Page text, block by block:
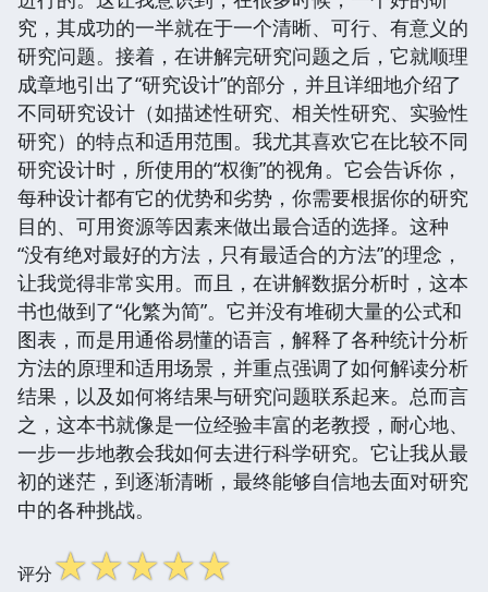
究，其成功的一半就在于一个清晰、可行、有意义的
研究问题。接着，在讲解完研究问题之后，它就顺理
成章地引出了“研究设计”的部分，并且详细地介绍了
不同研究设计（如描述性研究、相关性研究、实验性
研究）的特点和适用范围。我尤其喜欢它在比较不同
研究设计时，所使用的“权衡”的视角。它会告诉你，
每种设计都有它的优势和劣势，你需要根据你的研究
目的、可用资源等因素来做出最合适的选择。这种
“没有绝对最好的方法，只有最适合的方法”的理念，
让我觉得非常实用。而且，在讲解数据分析时，这本
书也做到了“化繁为简”。它并没有堆砌大量的公式和
图表，而是用通俗易懂的语言，解释了各种统计分析
方法的原理和适用场景，并重点强调了如何解读分析
结果，以及如何将结果与研究问题联系起来。总而言
之，这本书就像是一位经验丰富的老教授，耐心地、
一步一步地教会我如何去进行科学研究。它让我从最
初的迷茫，到逐渐清晰，最终能够自信地去面对研究
中的各种挑战。
评分☆☆☆☆☆